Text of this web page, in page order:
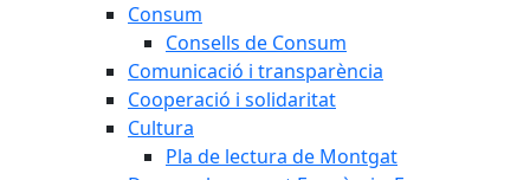
Consum
Consells de Consum
Comunicació i transparència
Cooperació i solidaritat
Cultura
Pla de lectura de Montgat